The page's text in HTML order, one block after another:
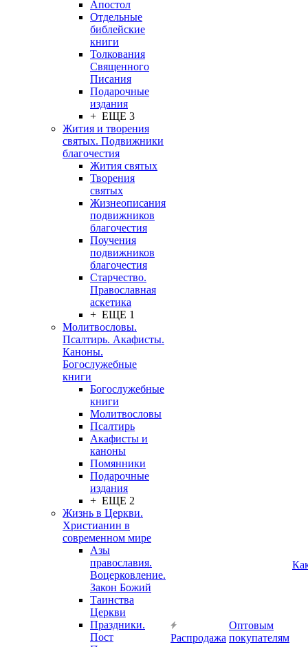
Апостол
Отдельные
библейские
книги
Толкования
Священного
Писания
Подарочные
издания
+ ЕЩЕ 3
Жития и творения
святых. Подвижники
благочестия
Жития святых
Творения
святых
Жизнеописания
подвижников
благочестия
Поучения
подвижников
благочестия
Старчество.
Православная
аскетика
+ ЕЩЕ 1
Молитвословы.
Псалтирь. Акафисты.
Каноны.
Богослужебные
книги
Богослужебные
книги
Молитвословы
Псалтирь
Акафисты и
каноны
Помянники
Подарочные
издания
+ ЕЩЕ 2
Жизнь в Церкви.
Христианин в
современном мире
Азы
православия.
Воцерковление.
Закон Божий
Таинства
Церкви
Праздники.
Пост
Распродажа
Оптовым
покупателям